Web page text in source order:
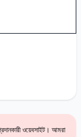
ওয়েবসাইট। আমরা